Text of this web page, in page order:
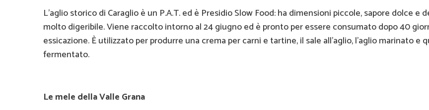
L’aglio storico di Caraglio è un P.A.T. ed è Presidio Slow Food: ha dimensioni piccole, sapore dolce e
molto digeribile. Viene raccolto intorno al 24 giugno ed è pronto per essere consumato dopo 40
essicazione. È utilizzato per produrre una crema per carni e tartine, il sale all’aglio, l’aglio marinato e
fermentato.
Le mele della Valle Grana